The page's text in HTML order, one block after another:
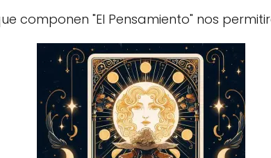
componen "El Pensamiento" nos